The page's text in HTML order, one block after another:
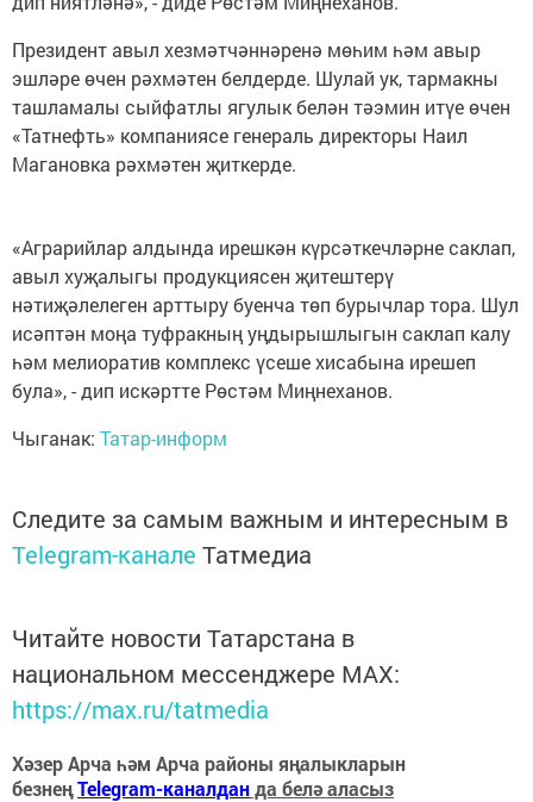
Президент авыл хезмәтчәннәренә мөһим һәм авыр
эшләре өчен рәхмәтен белдерде. Шулай ук, тармакны
ташламалы сыйфатлы ягулык белән тәэмин итүе өчен
«Татнефть» компаниясе генераль директоры Наил
Магановка рәхмәтен җиткерде.
«Аграрийлар алдында ирешкән күрсәткечләрне саклап,
авыл хуҗалыгы продукциясен җитештерү
нәтиҗәлелеген арттыру буенча төп бурычлар тора. Шул
исәптән моңа туфракның уңдырышлыгын саклап калу
һәм мелиоратив комплекс үсеше хисабына ирешеп
була», - дип искәртте Рөстәм Миңнеханов.
Чыганак: Татар-информ
Следите за самым важным и интересным в
Telegram-канале Татмедиа
Читайте новости Татарстана в
национальном мессенджере MАХ:
https://max.ru/tatmedia
Хәзер Арча һәм Арча районы яңалыкларын
безнеңTelegram-каналданда белә аласыз